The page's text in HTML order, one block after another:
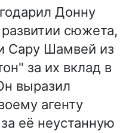
Донну
сюжета,
Сару Шамвей из
за их вклад в
выразил
агенту
её неустанную